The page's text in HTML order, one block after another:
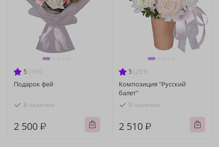
5 (165)
Подарок фей
В наличии
2 500 ₽
5 (293)
Композиция "Русский
балет"
В наличии
2 510 ₽